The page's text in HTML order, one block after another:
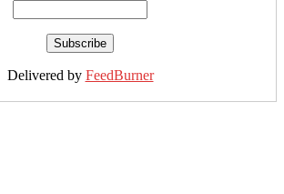
Delivered by FeedBurner